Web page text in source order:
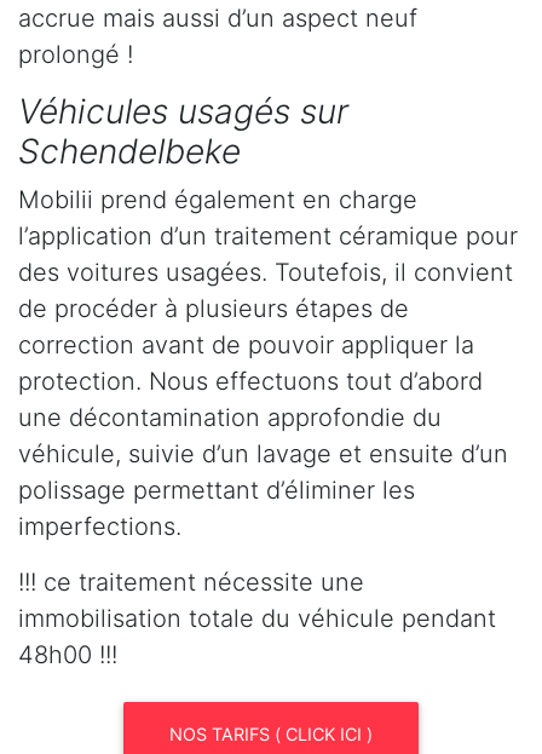
accrue mais aussi d’un aspect neuf
prolongé !
Véhicules usagés sur
Schendelbeke
Mobilii prend également en charge
l’application d’un traitement céramique pour
des voitures usagées. Toutefois, il convient
de procéder à plusieurs étapes de
correction avant de pouvoir appliquer la
protection. Nous effectuons tout d’abord
une décontamination approfondie du
véhicule, suivie d’un lavage et ensuite d’un
polissage permettant d’éliminer les
imperfections.
!!! ce traitement nécessite une
immobilisation totale du véhicule pendant
48h00 !!!
NOS TARIFS ( CLICK ICI )